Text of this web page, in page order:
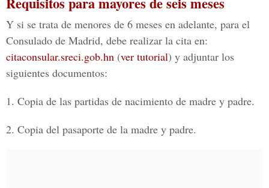
Y si se trata de menores de 6 meses en adelante, para el
Consulado de Madrid, debe realizar la cita en:
citaconsular.sreci.gob.hn (ver tutorial) y adjuntar los
siguientes documentos:
1. Copia de las partidas de nacimiento de madre y padre.
2. Copia del pasaporte de la madre y padre.